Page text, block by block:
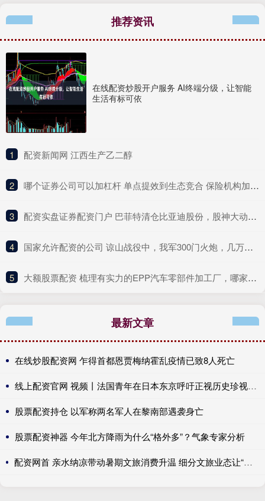
推荐资讯
在线配资炒股开户服务 AI终端分级，让智能
生活有标可依
1 ​配资新闻网 江西生产乙二醇
2 ​哪个证券公司可以加杠杆 单点提效到生态竞合 保险机构加速扩圈重构竞争版图
3 ​配资实盘证券配资门户 巴菲特清仓比亚迪股份，股神大动作到底意味着什么？
4 ​国家允许配资的公司 谅山战役中，我军300门火炮，几万发炮弹，为何不见烈焰冲天？
5 ​大额股票配资 梳理有实力的EPP汽车零部件加工厂，哪家性价比高选哪家
最新文章
在线炒股配资网 乍得首都恩贾梅纳霍乱疫情已致8人死亡
线上配资官网 视频丨法国青年在日本东京呼吁正视历史珍视和平
股票配资持仓 以军称两名军人在黎南部遇袭身亡
股票配资神器 今年北方降雨为什么“格外多”？气象专家分析
配资网首 亲水纳凉带动暑期文旅消费升温 细分文旅业态让“到此一游”变“旅居慢享”